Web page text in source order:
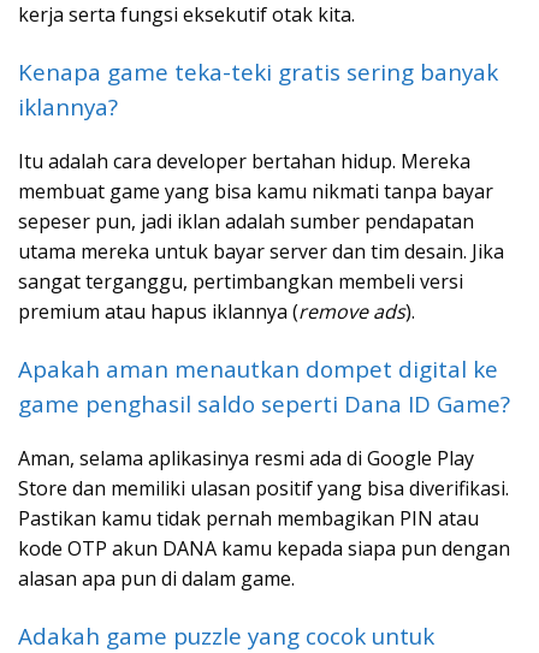
kerja serta fungsi eksekutif otak kita.
Kenapa game teka-teki gratis sering banyak
iklannya?
Itu adalah cara developer bertahan hidup. Mereka
membuat game yang bisa kamu nikmati tanpa bayar
sepeser pun, jadi iklan adalah sumber pendapatan
utama mereka untuk bayar server dan tim desain. Jika
sangat terganggu, pertimbangkan membeli versi
premium atau hapus iklannya (remove ads).
Apakah aman menautkan dompet digital ke
game penghasil saldo seperti Dana ID Game?
Aman, selama aplikasinya resmi ada di Google Play
Store dan memiliki ulasan positif yang bisa diverifikasi.
Pastikan kamu tidak pernah membagikan PIN atau
kode OTP akun DANA kamu kepada siapa pun dengan
alasan apa pun di dalam game.
Adakah game puzzle yang cocok untuk